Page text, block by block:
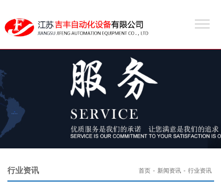
首页 - 新闻资讯 - 行业资讯
行业资讯